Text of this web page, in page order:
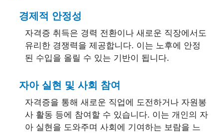
경제적 안정성
자격증 취득은 경력 전환이나 새로운 직장에서도
유리한 경쟁력을 제공합니다. 이는 노후에 안정
된 수입을 올릴 수 있는 기반이 됩니다.
자아 실현 및 사회 참여
자격증을 통해 새로운 직업에 도전하거나 자원봉
사 활동 등에 참여할 수 있습니다. 이는 개인의 자
아 실현을 도와주며 사회에 기여하는 보람을 느